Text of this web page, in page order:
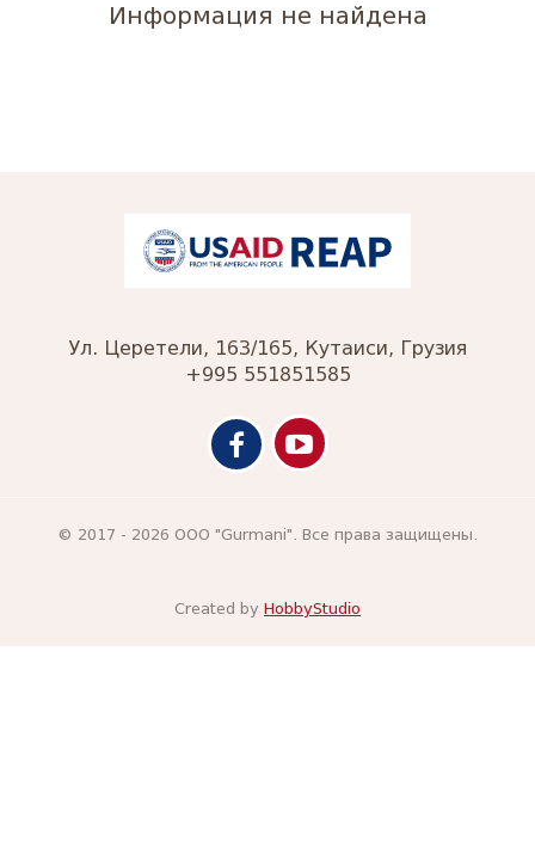
Информация не найдена
Ул. Церетели, 163/165, Кутаиси, Грузия
+995 551851585
© 2017 - 2026 ООО "Gurmani". Все права защищены.
Created by HobbyStudio